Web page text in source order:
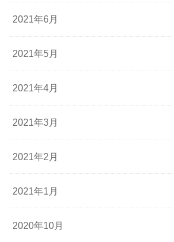
2021年6月
2021年5月
2021年4月
2021年3月
2021年2月
2021年1月
2020年10月